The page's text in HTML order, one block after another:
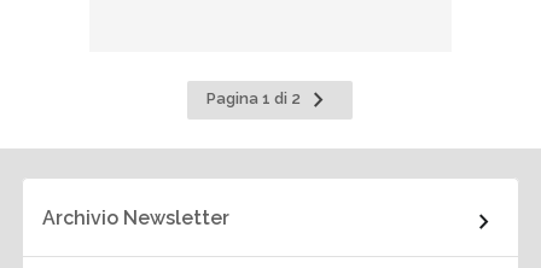
Pagina 1 di 2
Pagina
successiva
Archivio Newsletter